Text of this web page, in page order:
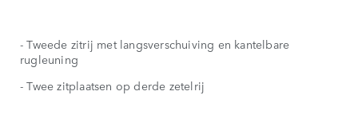
- Tweede zitrij met langsverschuiving en kantelbare
rugleuning
- Twee zitplaatsen op derde zetelrij